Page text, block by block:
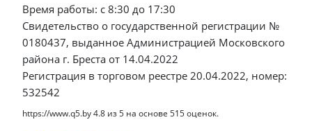
Время работы: с 8:30 до 17:30
Свидетельство о государственной регистрации №
0180437, выданное Администрацией Московского
района г. Бреста от 14.04.2022
Регистрация в торговом реестре 20.04.2022, номер:
532542
https://www.q5.by4.8 из5 на основе 515оценок.